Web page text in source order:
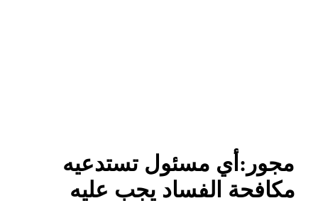
مجور:أي مسئول تستدعيه
مكافحة الفساد يجب عليه